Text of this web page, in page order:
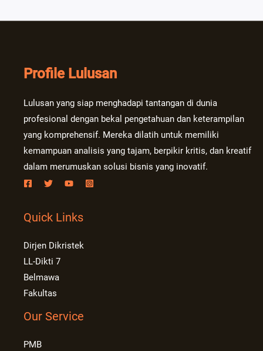
Profile Lulusan
Lulusan yang siap menghadapi tantangan di dunia
profesional dengan bekal pengetahuan dan keterampilan
yang komprehensif. Mereka dilatih untuk memiliki
kemampuan analisis yang tajam, berpikir kritis, dan kreatif
dalam merumuskan solusi bisnis yang inovatif.
Quick Links
Dirjen Dikristek
LL-Dikti 7
Belmawa
Fakultas
Our Service
PMB